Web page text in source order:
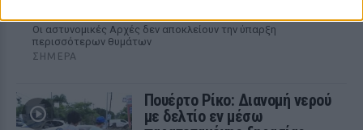
Οι αστυνομικές Αρχές δεν αποκλείουν την ύπαρξη
περισσότερων θυμάτων
ΣΉΜΕΡΑ
Πουέρτο Ρίκο: Διανομή νερού
με δελτίο εν μέσω